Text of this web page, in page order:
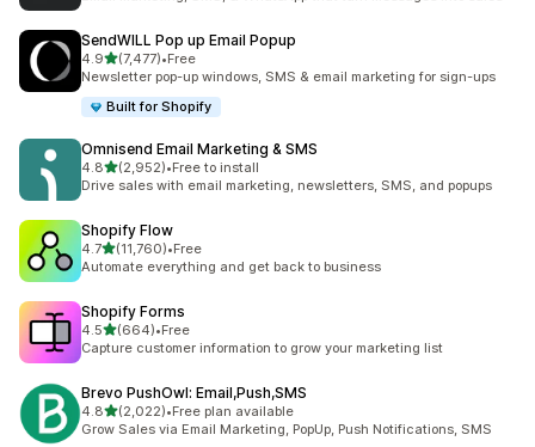
SendWILL Pop up Email Popup
4.9滿分 5 顆星
(7,477)
共有 7477 則評價
•Free
Newsletter pop-up windows, SMS & email marketing for sign-ups
Built for Shopify
Omnisend Email Marketing & SMS
4.8滿分 5 顆星
(2,952)
共有 2952 則評價
•Free to install
Drive sales with email marketing, newsletters, SMS, and popups
Shopify Flow
4.7滿分 5 顆星
(11,760)
共有 11760 則評價
•Free
Automate everything and get back to business
Shopify Forms
4.5滿分 5 顆星
(664)
共有 664 則評價
•Free
Capture customer information to grow your marketing list
Brevo PushOwl: Email,Push,SMS
4.8滿分 5 顆星
(2,022)
共有 2022 則評價
•Free plan available
Grow Sales via Email Marketing, PopUp, Push Notifications, SMS